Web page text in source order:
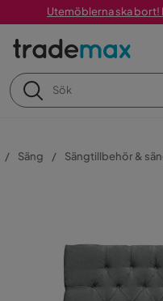
Utemöblerna ska bort!
Säng Sängtillbehör &